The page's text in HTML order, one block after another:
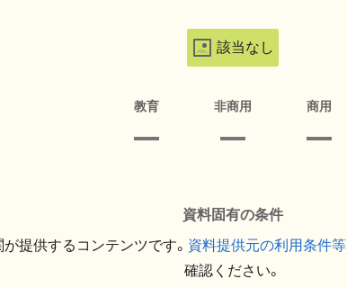
該当なし
教育 非商用 商用
資料固有の条件
提供するコンテンツです。 資料提供元の利用条件等
確認ください。